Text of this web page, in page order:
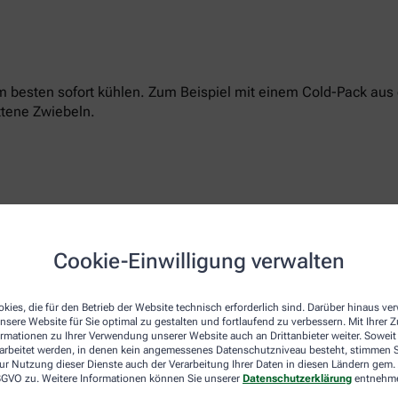
Cookie-Einwilligung verwalten
die für den Betrieb der Website technisch erforderlich sind. Darüber hinaus
Website für Sie optimal zu gestalten und fortlaufend zu verbessern. Mit Ihrer
zu Ihrer Verwendung unserer Website auch an Drittanbieter weiter. Soweit
werden, in denen kein angemessenes Datenschutzniveau besteht, stimmen
Nutzung dieser Dienste auch der Verarbeitung Ihrer Daten in diesen Ländern
zu. Weitere Informationen können Sie unserer Datenschutzerklärung
besten sofort kühlen. Zum Beispiel mit einem Cold-Pack
Zwiebeln.
einem batteriegeladenen Hitzestift aus der Apotheke
dosierte rezeptfreie Hydrocortisoncremes reduzieren